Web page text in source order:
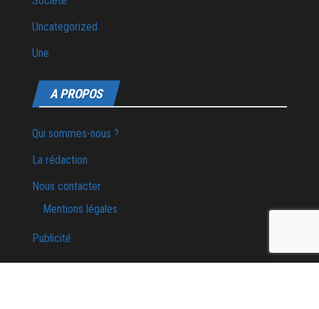
Uncategorized
Une
A PROPOS
Qui sommes-nous ?
La rédaction
Nous contacter
Mentions légales
Publicité